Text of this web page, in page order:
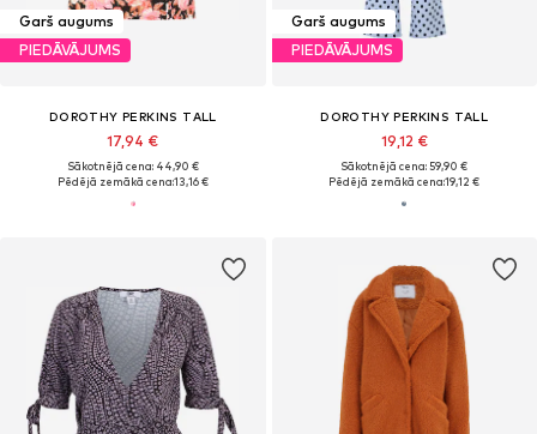
Garš augums
PIEDĀVĀJUMS
DOROTHY PERKINS TALL
17,94 €
Sākotnējā cena: 44,90 €
Pēdējā zemākā cena:13,16 €
Garš augums
PIEDĀVĀJUMS
DOROTHY PERKINS TALL
19,12 €
Sākotnējā cena: 59,90 €
Pēdējā zemākā cena:19,12 €